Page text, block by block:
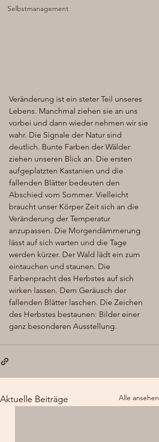
Selbstmanagement
Veränderung ist ein steter Teil unseres
Lebens. Manchmal ziehen sie an uns
vorbei und dann wieder nehmen wir sie
wahr. Die Signale der Natur sind
deutlich. Bunte Farben der Wälder
ziehen unseren Blick an. Die ersten
aufgeplatzten Kastanien und die
fallenden Blätter bedeuten den
Abschied vom Sommer. Vielleicht
braucht unser Körper Zeit sich an die
Veränderung der Temperatur
anzupassen. Die Morgendämmerung
lässt auf sich warten und die Tage
werden kürzer. Der Wald lädt ein zum
eintauchen und staunen. Die
Farbenpracht des Herbstes auf sich
wirken lassen. Dem Geräusch der
fallenden Blätter laschen. Die Zeichen
des Herbstes bestaunen: Bilder einer
ganz besonderen Ausstellung.
Aktuelle Beiträge Alle ansehen